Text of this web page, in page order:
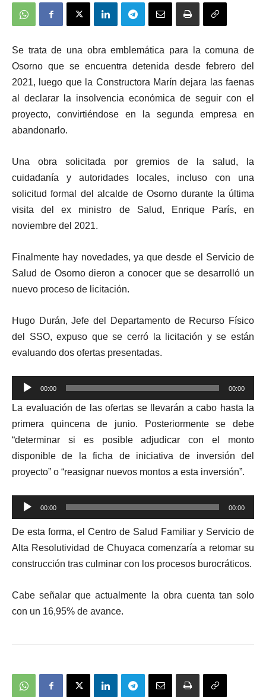
Se trata de una obra emblemática para la comuna de
Osorno que se encuentra detenida desde febrero del
2021, luego que la Constructora Marín dejara las faenas
al declarar la insolvencia económica de seguir con el
proyecto, convirtiéndose en la segunda empresa en
abandonarlo.
Una obra solicitada por gremios de la salud, la
cuidadanía y autoridades locales, incluso con una
solicitud formal del alcalde de Osorno durante la última
visita del ex ministro de Salud, Enrique París, en
noviembre del 2021.
Finalmente hay novedades, ya que desde el Servicio de
Salud de Osorno dieron a conocer que se desarrolló un
nuevo proceso de licitación.
Hugo Durán, Jefe del Departamento de Recurso Físico
del SSO, expuso que se cerró la licitación y se están
evaluando dos ofertas presentadas.
Reproductor
de
audio
00:00 00:00
La evaluación de las ofertas se llevarán a cabo hasta la
primera quincena de junio. Posteriormente se debe
“determinar si es posible adjudicar con el monto
disponible de la ficha de iniciativa de inversión del
proyecto” o “reasignar nuevos montos a esta inversión”.
Reproductor
de
audio
00:00 00:00
De esta forma, el Centro de Salud Familiar y Servicio de
Alta Resolutividad de Chuyaca comenzaría a retomar su
construcción tras culminar con los procesos burocráticos.
Cabe señalar que actualmente la obra cuenta tan solo
con un 16,95% de avance.